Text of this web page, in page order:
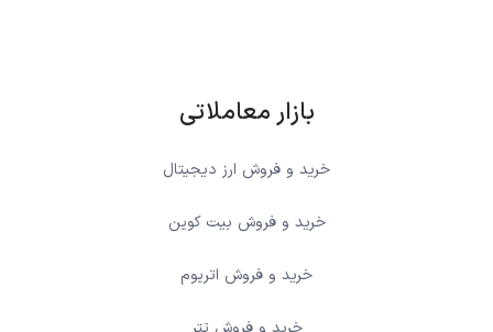
بازار معاملاتی
خرید و فروش ارز دیجیتال
خرید و فروش بیت کوین
خرید و فروش اتریوم